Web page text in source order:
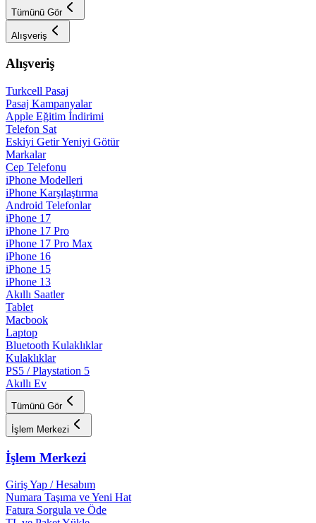
Tümünü Gör
Alışveriş
Alışveriş
Turkcell Pasaj
Pasaj Kampanyalar
Apple Eğitim İndirimi
Telefon Sat
Eskiyi Getir Yeniyi Götür
Markalar
Cep Telefonu
iPhone Modelleri
iPhone Karşılaştırma
Android Telefonlar
iPhone 17
iPhone 17 Pro
iPhone 17 Pro Max
iPhone 16
iPhone 15
iPhone 13
Akıllı Saatler
Tablet
Macbook
Laptop
Bluetooth Kulaklıklar
Kulaklıklar
PS5 / Playstation 5
Akıllı Ev
Tümünü Gör
İşlem Merkezi
İşlem Merkezi
Giriş Yap / Hesabım
Numara Taşıma ve Yeni Hat
Fatura Sorgula ve Öde